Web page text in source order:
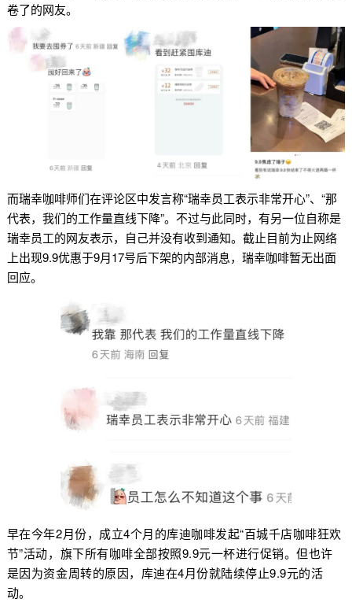
卷了的网友。
而瑞幸咖啡师们在评论区中发言称“瑞幸员工表示非常开心”、“那
代表，我们的工作量直线下降”。不过与此同时，有另一位自称是
瑞幸员工的网友表示，自己并没有收到通知。截止目前为止网络
上出现9.9优惠于9月17号后下架的内部消息，瑞幸咖啡暂无出面
回应。
早在今年2月份，成立4个月的库迪咖啡发起“百城千店咖啡狂欢
节”活动，旗下所有咖啡全部按照9.9元一杯进行促销。但也许
是因为资金周转的原因，库迪在4月份就陆续停止9.9元的活
动。